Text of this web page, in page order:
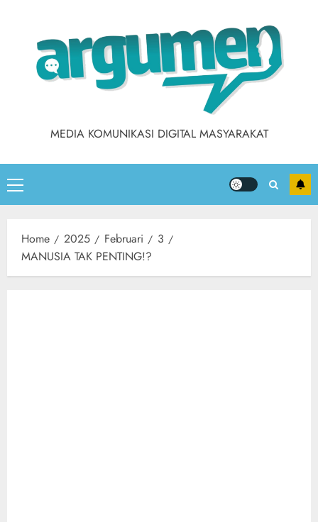
MEDIA KOMUNIKASI DIGITAL MASYARAKAT
Home 2025 Februari
3
MANUSIA TAK PENTING!?